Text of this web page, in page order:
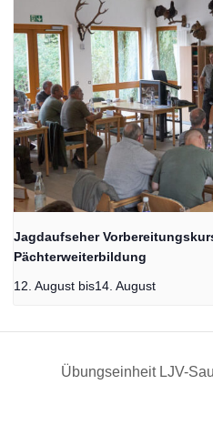
Jagdaufseher
Pächterweiterbildung
12. August bis14. August
Übungseinheit LJV-